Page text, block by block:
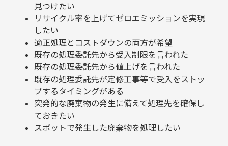
見つけたい
リサイクル率を上げてゼロエミッションを実現
したい
適正処理とコストダウンの両方が希望
既存の処理委託先から受入制限を言われた
既存の処理委託先から値上げを言われた
既存の処理委託先が定修工事等で受入をストッ
プするタイミングがある
突発的な廃棄物の発生に備えて処理先を確保し
ておきたい
スポットで発生した廃棄物を処理したい